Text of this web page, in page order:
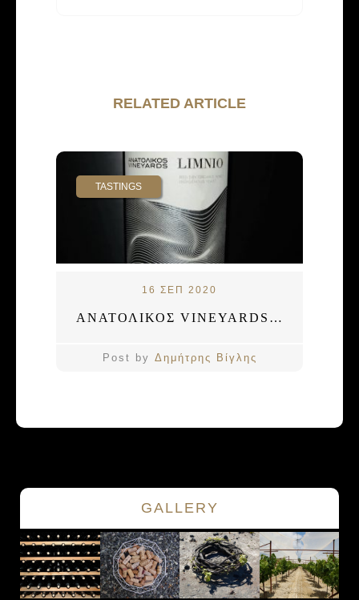
RELATED ARTICLE
TASTINGS
16 ΣΕΠ 2020
ΑΝΑΤΟΛΙΚΟΣ VINEYARDS: ΤΟ ΛΗΜΝΙΟ ΑΠΟ ΤΗΝ ΑΡΧΗ
Post by Δημήτρης Βίγλης
GALLERY